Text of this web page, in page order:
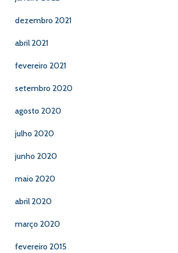
dezembro 2021
abril 2021
fevereiro 2021
setembro 2020
agosto 2020
julho 2020
junho 2020
maio 2020
abril 2020
março 2020
fevereiro 2015